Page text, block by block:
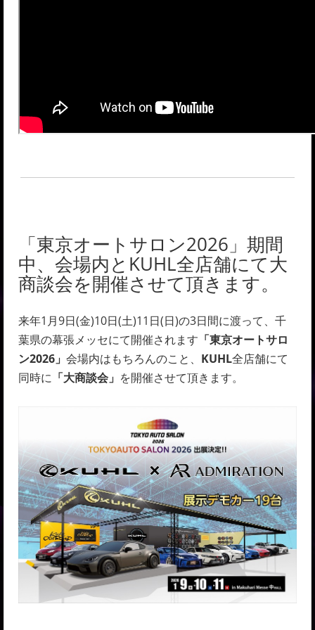
「東京オートサロン2026」期間
中、会場内とKUHL全店舗にて大
商談会を開催させて頂きます。
来年1月9日(金)10日(土)11日(日)の3日間に渡って、千
葉県の幕張メッセにて開催されます 「東京オートサロ
ン2026」 会場内はもちろんのこと、 KUHL全店舗にて
同時に 「大商談会」 を開催させて頂きます。